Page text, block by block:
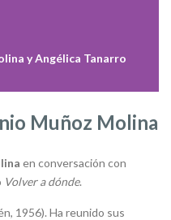
y Angélica Tanarro
Muñoz Molina
en conversación con
Volver a dónde.
1956). Ha reunido sus